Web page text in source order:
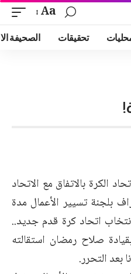
Aa
تحقيقات الصحيفة
الكرة بالاتفاق مع الاتحاد
بلجنة تسيير الأعمال مدة
اتحاد كرة قدم جديد..
صلاح رمضان استقالته
بعد التحرر.